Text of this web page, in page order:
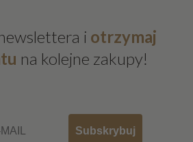
i otrzymaj
na kolejne zakupy!
Subskrybuj